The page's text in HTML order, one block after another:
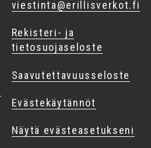
viestinta@erillisverkot.fi
Rekisteri- ja
tietosuojaseloste
Saavutettavuusseloste
Evästekäytännöt
Näytä evästeasetukseni